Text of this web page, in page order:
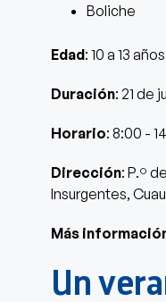
Boliche
Edad: 10 a 13 años
Duración: 21 de
Horario: 8:00 -
Dirección: P.º
Insurgentes,
Más
Un